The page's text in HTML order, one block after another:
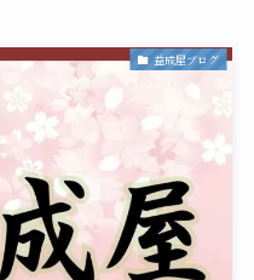
益成屋ブログ